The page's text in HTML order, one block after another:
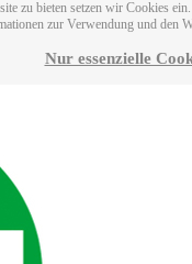
zu bieten setzen wir Cookies
zur Verwendung und den
Nur essenzielle